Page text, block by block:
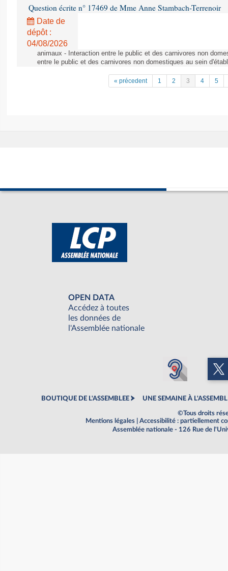
Question écrite n° 17469 de Mme Anne Stambach-Terrenoir
Date de
dépôt :
04/08/2026
animaux - Interaction entre le public et des carnivores non
entre le public et des carnivores non domestiques au sein
« précedent 1 2 3 4 5
OPEN DATA
Accédez à toutes
les données de
l'Assemblée nationale
BOUTIQUE DE L'ASSEMBLEE UNE SEMAINE À
©Tous droits
Mentions légales
Accessibilité : partiellement
Assemblée nationale - 126 Rue de